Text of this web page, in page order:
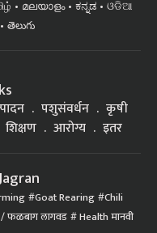
తెలుగు
शिक्षण आरोग्य इतर
Goat Rearing
फळबाग लागवड Health मानवी